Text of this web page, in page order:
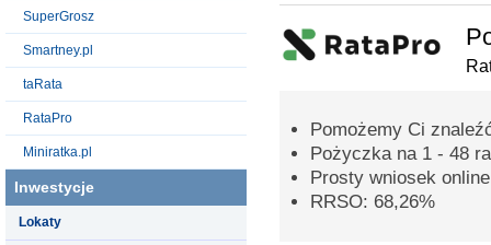
SuperGrosz
Smartney.pl
taRata
RataPro
Miniratka.pl
Inwestycje
Lokaty
Pomożemy Ci
Pożyczka na 1 - 48
Prosty wniosek
RRSO: 68,26%